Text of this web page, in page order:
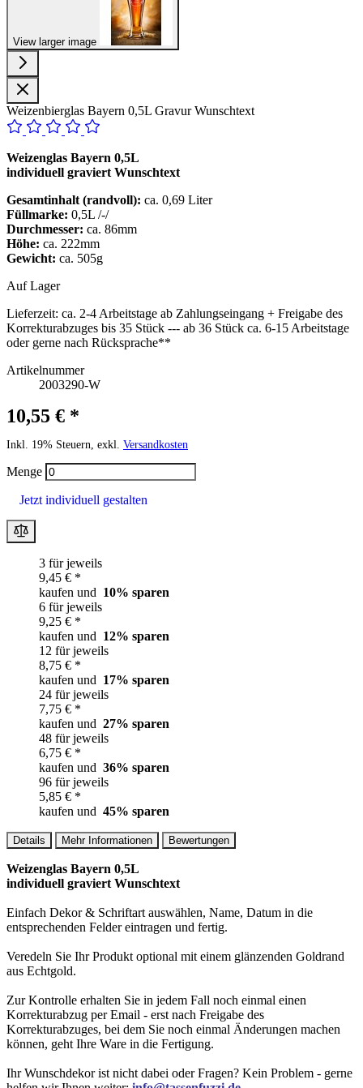
View larger image
Weizenbierglas Bayern 0,5L Gravur Wunschtext
Weizenglas Bayern 0,5L
individuell graviert Wunschtext
Gesamtinhalt (randvoll): ca. 0,69 Liter
Füllmarke: 0,5L /-/
Durchmesser: ca. 86mm
Höhe: ca. 222mm
Gewicht: ca. 505g
Auf Lager
Lieferzeit: ca. 2-4 Arbeitstage ab Zahlungseingang + Freigabe des
Korrekturabzuges bis 35 Stück --- ab 36 Stück ca. 6-15 Arbeitstage
oder gerne nach Rücksprache**
Artikelnummer
2003290-W
10,55 € *
Inkl. 19% Steuern, exkl. Versandkosten
Menge
Jetzt individuell gestalten
3 für jeweils
9,45 € *
kaufen und 10% sparen
6 für jeweils
9,25 € *
kaufen und 12% sparen
12 für jeweils
8,75 € *
kaufen und 17% sparen
24 für jeweils
7,75 € *
kaufen und 27% sparen
48 für jeweils
6,75 € *
kaufen und 36% sparen
96 für jeweils
5,85 € *
kaufen und 45% sparen
Details Mehr Informationen Bewertungen
Weizenglas Bayern 0,5L
individuell graviert Wunschtext
Einfach Dekor & Schriftart auswählen, Name, Datum in die
entsprechenden Felder eintragen und fertig.
Veredeln Sie Ihr Produkt optional mit einem glänzenden Goldrand
aus Echtgold.
Zur Kontrolle erhalten Sie in jedem Fall noch einmal einen
Korrekturabzug per Email - erst nach Freigabe des
Korrekturabzuges, bei dem Sie noch einmal Änderungen machen
können, geht Ihre Ware in die Fertigung.
Ihr Wunschdekor ist nicht dabei oder Fragen? Kein Problem - gerne